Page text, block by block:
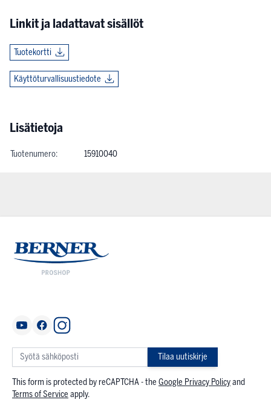
Linkit ja ladattavat sisällöt
Tuotekortti
Käyttöturvallisuustiedote
Lisätietoja
Tuotenumero: 15910040
Tilaa uutiskirje
This form is protected by reCAPTCHA - the Google Privacy Policyand
Terms of Service apply.